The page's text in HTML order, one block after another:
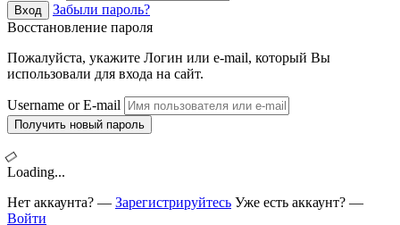
Вход
Забыли пароль?
Восстановление пароля
Пожалуйста, укажите Логин или e-mail, который Вы
использовали для входа на сайт.
Username or E-mail
Получить новый пароль
Loading...
Нет аккаунта? — Зарегистрируйтесь Уже есть аккаунт? —
Войти